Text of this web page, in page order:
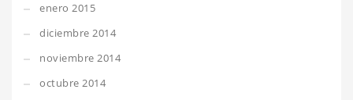
enero 2015
diciembre 2014
noviembre 2014
octubre 2014